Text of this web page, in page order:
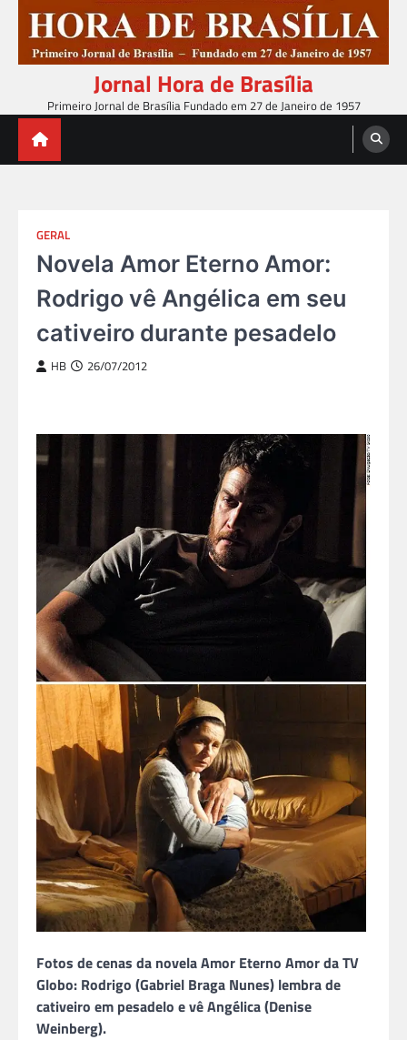
content
Jornal Hora de Brasília
Primeiro Jornal de Brasília Fundado em 27 de Janeiro de 1957
GERAL
Novela Amor Eterno Amor:
Rodrigo vê Angélica em seu
cativeiro durante pesadelo
HB 26/07/2012
Fotos de cenas da novela Amor Eterno Amor da TV
Globo: Rodrigo (Gabriel Braga Nunes) lembra de
cativeiro em pesadelo e vê Angélica (Denise
Weinberg).